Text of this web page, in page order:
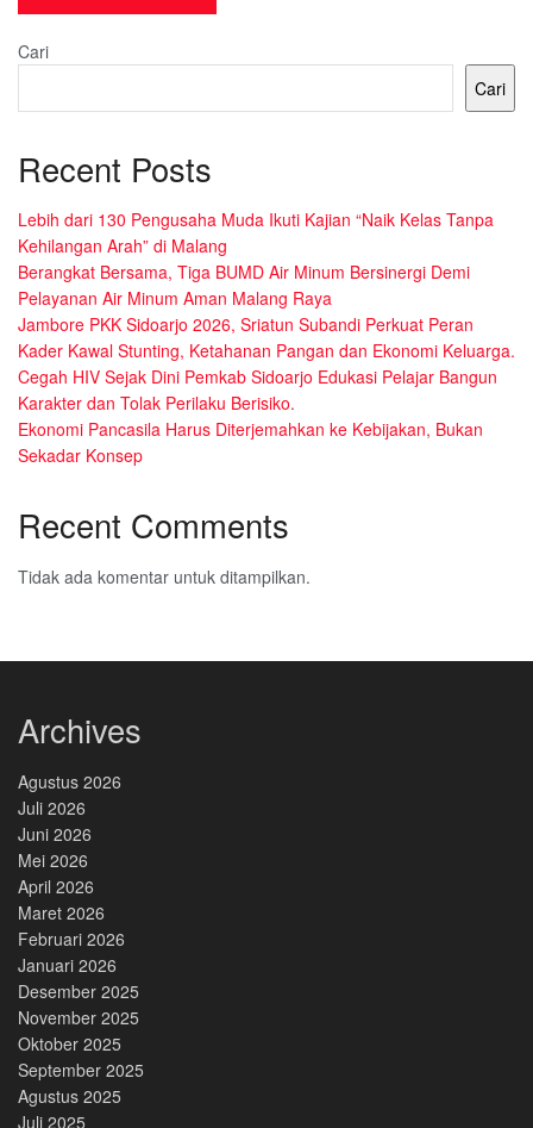
Cari
Cari
Recent Posts
Lebih dari 130 Pengusaha Muda Ikuti Kajian “Naik Kelas Tanpa
Kehilangan Arah” di Malang
Berangkat Bersama, Tiga BUMD Air Minum Bersinergi Demi
Pelayanan Air Minum Aman Malang Raya
Jambore PKK Sidoarjo 2026, Sriatun Subandi Perkuat Peran
Kader Kawal Stunting, Ketahanan Pangan dan Ekonomi Keluarga.
Cegah HIV Sejak Dini Pemkab Sidoarjo Edukasi Pelajar Bangun
Karakter dan Tolak Perilaku Berisiko.
Ekonomi Pancasila Harus Diterjemahkan ke Kebijakan, Bukan
Sekadar Konsep
Recent Comments
Tidak ada komentar untuk ditampilkan.
Archives
Agustus 2026
Juli 2026
Juni 2026
Mei 2026
April 2026
Maret 2026
Februari 2026
Januari 2026
Desember 2025
November 2025
Oktober 2025
September 2025
Agustus 2025
Juli 2025